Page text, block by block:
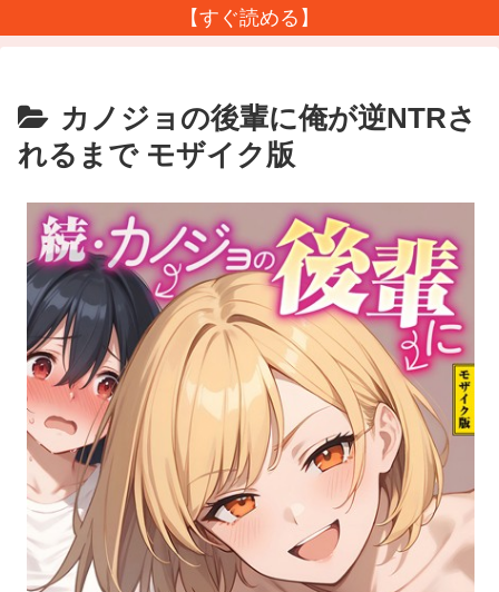
【すぐ読める】
カノジョの後輩に俺が逆NTRさ
れるまで モザイク版